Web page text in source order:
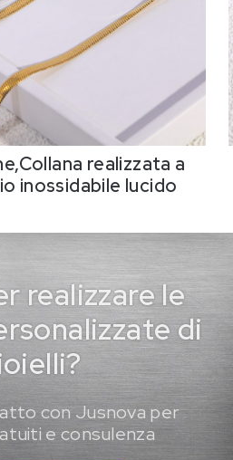
realizzata a
inossidabile lucido
realizzare le
di
con Jusnova per
e consulenza